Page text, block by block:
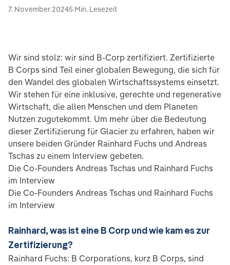
7. November 20245 Min. Lesezeit
Wir sind stolz: wir sind B-Corp zertifiziert. Zertifizierte
B Corps sind Teil einer globalen Bewegung, die sich für
den Wandel des globalen Wirtschaftssystems einsetzt.
Wir stehen für eine inklusive, gerechte und regenerative
Wirtschaft, die allen Menschen und dem Planeten
Nutzen zugutekommt. Um mehr über die Bedeutung
dieser Zertifizierung für Glacier zu erfahren, haben wir
unsere beiden Gründer Rainhard Fuchs und Andreas
Tschas zu einem Interview gebeten.
Die Co-Founders Andreas Tschas und Rainhard Fuchs
im Interview
Die Co-Founders Andreas Tschas und Rainhard Fuchs
im Interview
Rainhard, was ist eine B Corp und wie kam es zur
Zertifizierung?
Rainhard Fuchs: B Corporations, kurz B Corps, sind